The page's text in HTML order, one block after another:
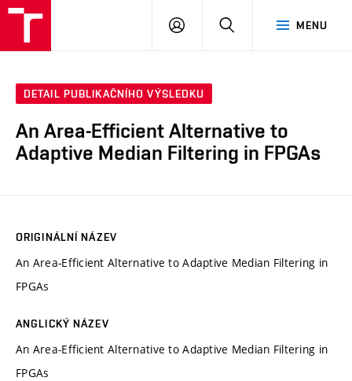
MENU
PŘIHLÁSIT
DETAIL PUBLIKAČNÍHO VÝSLEDKU
An Area-Efficient Alternative to
Adaptive Median Filtering in FPGAs
ORIGINÁLNÍ NÁZEV
An Area-Efficient Alternative to Adaptive Median Filtering in
FPGAs
ANGLICKÝ NÁZEV
An Area-Efficient Alternative to Adaptive Median Filtering in
FPGAs